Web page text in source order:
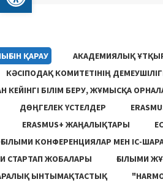
ҚАРАУ АКАДЕМИЯЛЫҚ
КӘСІПОДАҚ КОМИТЕТІНІҢ
КЕЙІНГІ БІЛІМ БЕРУ, ЖҰМЫСҚА
ДӨҢГЕЛЕК ҮСТЕЛДЕР
ERASMUS+ ЖАҢАЛЫҚТАРЫ
ҒЫЛЫМИ КОНФЕРЕНЦИЯЛАР МЕН ІС-
СТАРТАП ЖОБАЛАРЫ
ҒЫЛЫМИ
ЫНТЫМАҚТАСТЫҚ